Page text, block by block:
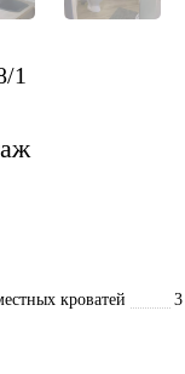
1
кроватей
3